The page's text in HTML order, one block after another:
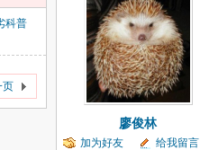
科普
页
廖俊林
加为好友
给我留言